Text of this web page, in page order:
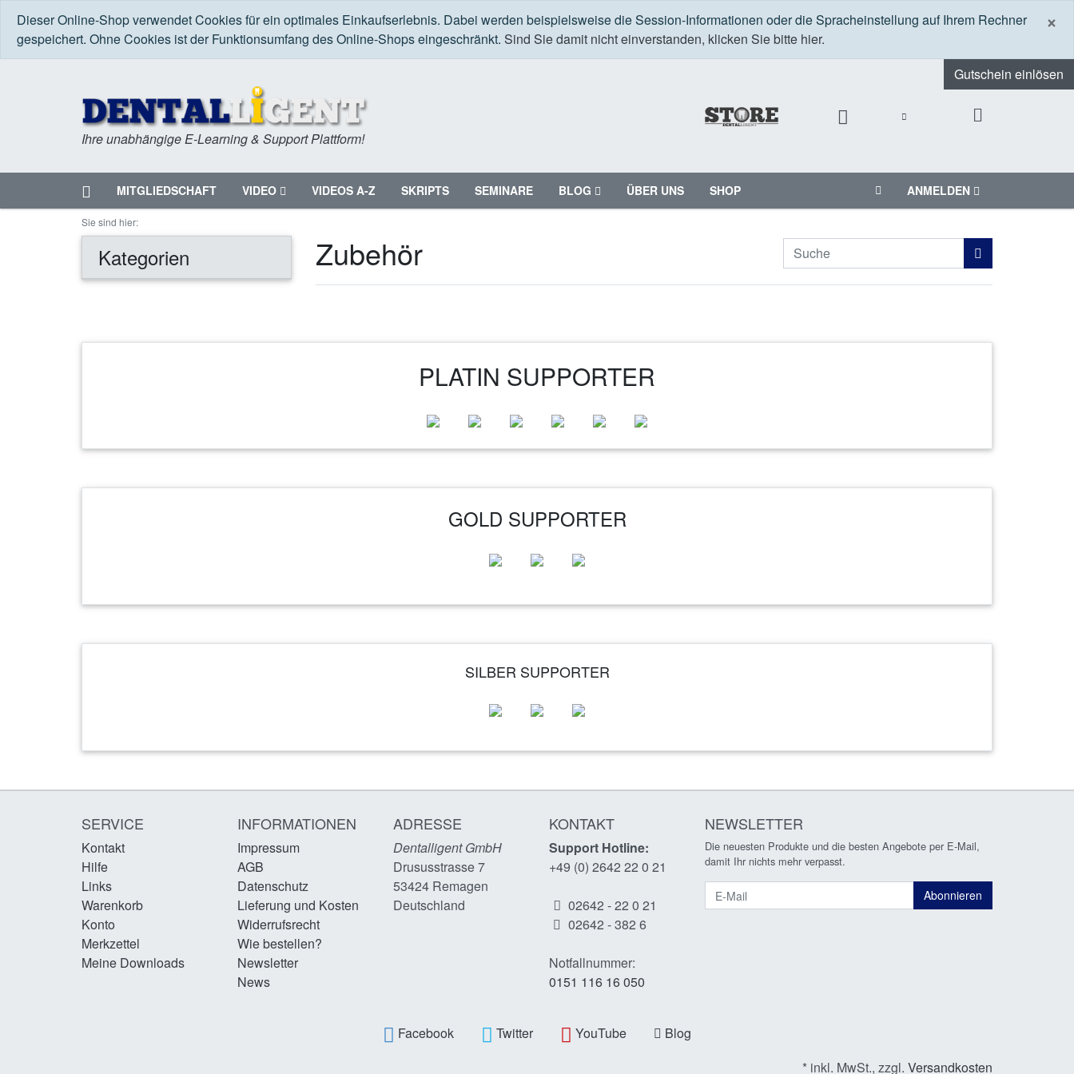
×
Dieser Online-Shop verwendet Cookies für ein optimales Einkaufserlebnis. Dabei werden beispielsweise die Session-Informationen oder die Spracheinstellung auf Ihrem Rechner
gespeichert. Ohne Cookies ist der Funktionsumfang des Online-Shops eingeschränkt. Sind Sie damit nicht einverstanden, klicken Sie bitte hier.
Gutschein einlösen
Ihre unabhängige E-Learning & Support Plattform!
Startseite
Menü MITGLIEDSCHAFT VIDEO VIDEOS A-Z SKRIPTS SEMINARE BLOG ÜBER UNS SHOP ANMELDEN
Sie sind hier:
Kategorien Zubehör
PLATIN SUPPORTER
GOLD SUPPORTER
SILBER SUPPORTER
SERVICE
Kontakt
Hilfe
Links
Warenkorb
Konto
Merkzettel
Meine Downloads
INFORMATIONEN
Impressum
AGB
Datenschutz
Lieferung und Kosten
Widerrufsrecht
Wie bestellen?
Newsletter
News
ADRESSE
Dentalligent GmbH
Drususstrasse 7
53424 Remagen
Deutschland
KONTAKT
Support Hotline:
+49 (0) 2642 22 0 21
02642 - 22 0 21
02642 - 382 6
Notfallnummer:
0151 116 16 050
NEWSLETTER
Die neuesten Produkte und die besten Angebote per E-Mail,
damit Ihr nichts mehr verpasst.
Newsletter Abonnieren
Facebook Twitter YouTube
Blog
* inkl. MwSt., zzgl. Versandkosten